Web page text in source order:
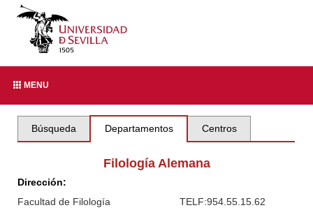
MENU
Búsqueda Departamentos Centros
Filología Alemana
Dirección:
Facultad de Filología
TELF:954.55.15.62